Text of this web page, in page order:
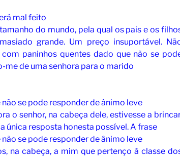
mal feito
do mundo, pela qual os pais e os
grande. Um preço insuportável.
paninhos quentes dado que não se
me de uma senhora para o marido
não se pode responder de ânimo leve
o senhor, na cabeça dele, estivesse a
única resposta honesta possível. A frase
não se pode responder de ânimo leve
na cabeça, a mim que pertenço à classe